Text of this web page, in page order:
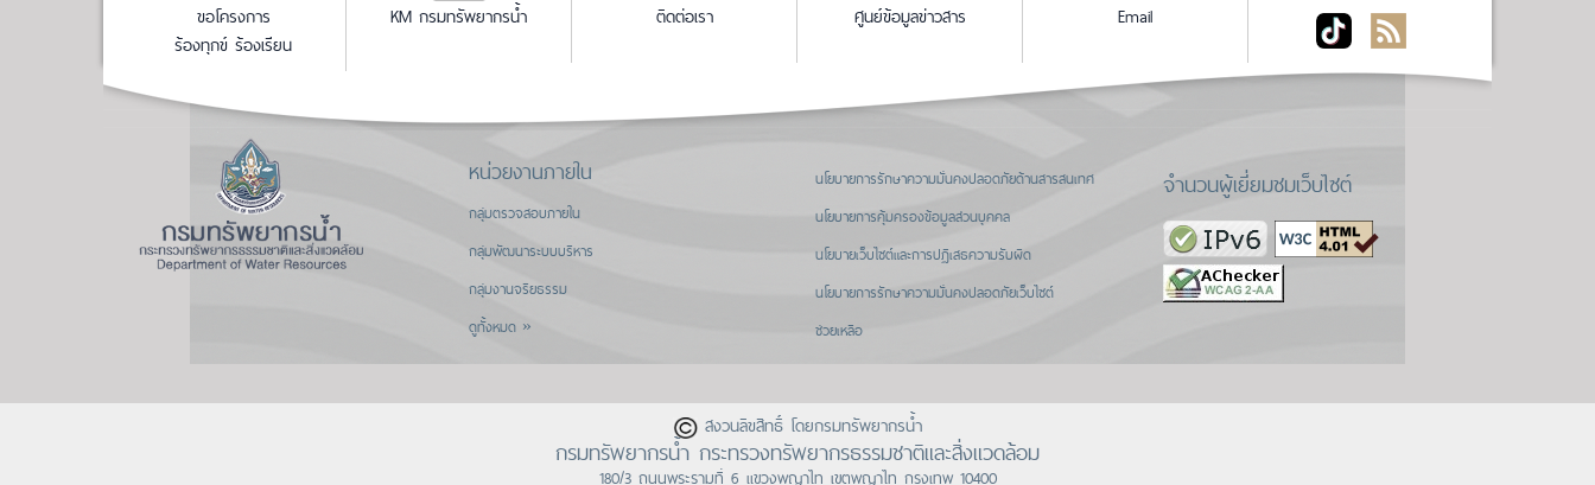
ขอโครงการ
ร้องทุกข์ ร้องเรียน
KM กรมทรัพยากรน้ำ ติดต่อเรา ศูนย์ข้อมูลข่าวสาร Email
หน่วยงานภายใน
กลุ่มตรวจสอบภายใน
กลุ่มพัฒนาระบบบริหาร
กลุ่มงานจริยธรรม
ดูทั้งหมด »
นโยบายการรักษาความมั่นคงปลอดภัยด้านสารสนเทศ
นโยบายการคุ้มครองข้อมูลส่วนบุคคล
นโยบายเว็บไซต์และการปฏิเสธความรับผิด
นโยบายการรักษาความมั่นคงปลอดภัยเว็บไซต์
ช่วยเหลือ
จำนวนผู้เยี่ยมชมเว็บไซต์
สงวนลิขสิทธิ์ โดยกรมทรัพยากรน้ำ
กรมทรัพยากรน้ำ กระทรวงทรัพยากรธรรมชาติและสิ่งแวดล้อม
180/3 ถนนพระรามที่ 6 แขวงพญาไท เขตพญาไท กรุงเทพ 10400